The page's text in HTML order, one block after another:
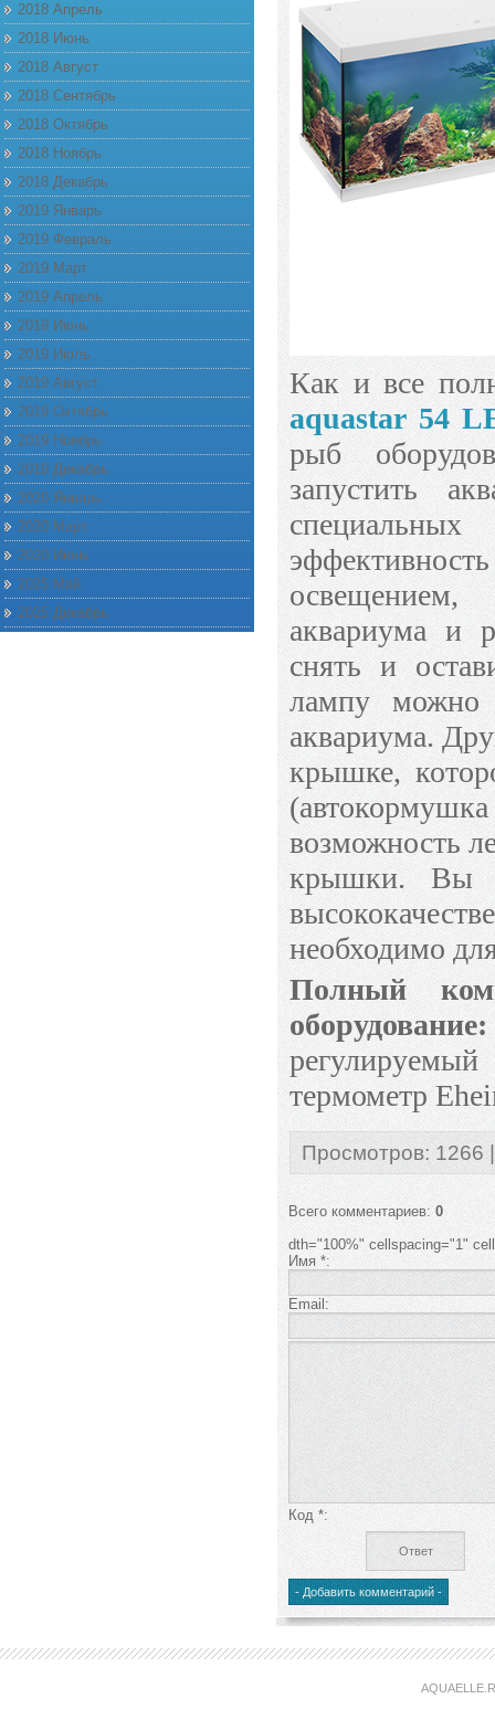
2018 Апрель
2018 Июнь
2018 Август
2018 Сентябрь
2018 Октябрь
2018 Ноябрь
2018 Декабрь
2019 Январь
2019 Февраль
2019 Март
2019 Апрель
2019 Июнь
2019 Июль
2019 Август
2019 Октябрь
2019 Ноябрь
2019 Декабрь
2020 Январь
2020 Март
2020 Июнь
2025 Май
2025 Декабрь
Как и все
aquastar 54
рыб
запустить
освещением,
аквариума и
снять и
лампу можно
аквариума.
крышке,
возможность
крышки. Вы
необходимо
Полный
оборудование:
термометр
Просмотров: 1266
Всего комментариев: 0
dth="100%" cellspacing="1"
Имя *:
Email:
Код *: